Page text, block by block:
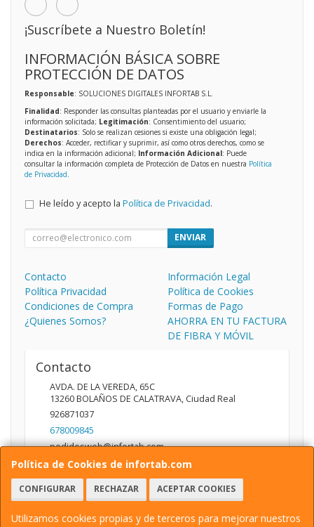
Política de Cookies de infortab.com
CONFIGURAR RECHAZAR ACEPTAR COOKIES
Utilizamos cookies propias y de terceros para mejorar nuestros
¡Suscríbete a Nuestro Boletín!
INFORMACIÓN BÁSICA SOBRE
PROTECCIÓN DE DATOS
Responsable: SOLUCIONES DIGITALES INFORTAB S.L.
Finalidad: Responder las consultas planteadas por el usuario y enviarle la
información solicitada; Legitimación: Consentimiento del usuario;
Destinatarios: Solo se realizan cesiones si existe una obligación legal;
Derechos: Acceder, rectificar y suprimir, así como otros derechos, como se
indica en la información adicional; Información Adicional: Puede
consultar la información completa de Protección de Datos en nuestra Política
de Privacidad
He leído y acepto la Política de Privacidad.
ENVIAR
Contacto
Información Legal
Política Privacidad
Política de Cookies
Condiciones de Compra
Formas de Pago
¿Quienes Somos?
AHORRA EN TU FACTURA
DE FIBRA Y MÓVIL
Contacto
AVDA. DE LA VEREDA, 65C
13260BOLAÑOS DE CALATRAVA, Ciudad Real
926871037
678009845
pedidosweb@infortab.com
Horario
10:00 A 14:00 17:00 A 20:30